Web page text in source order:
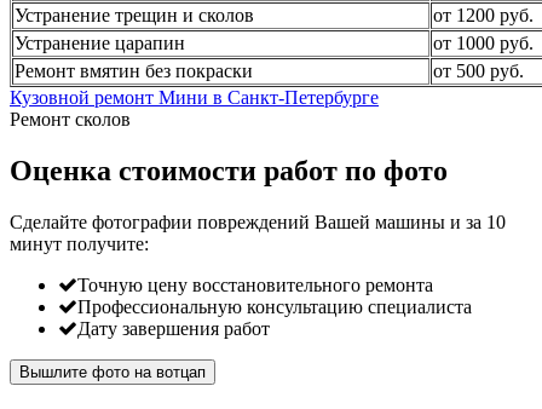
Устранение трещин и сколов
от 1200 руб.
Устранение царапин
от 1000 руб.
Ремонт вмятин без покраски
от 500 руб.
Кузовной ремонт Мини в Санкт-Петербурге
Ремонт сколов
Оценка стоимости работ по фото
Сделайте фотографии повреждений Вашей машины и за 10
минут получите:
Точную цену восстановительного ремонта
Профессиональную консультацию специалиста
Дату завершения работ
Вышлите фото на вотцап